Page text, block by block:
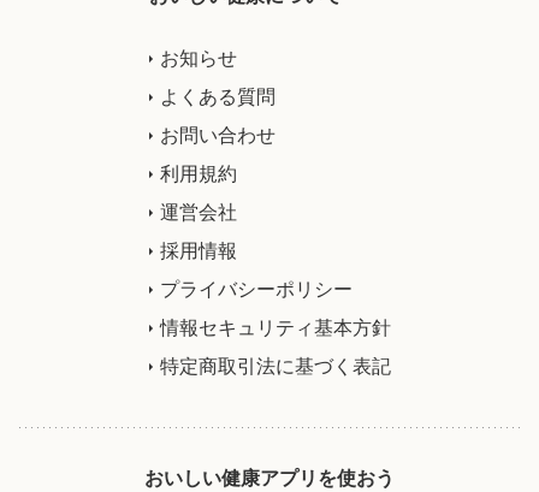
お知らせ
よくある質問
お問い合わせ
利用規約
運営会社
採用情報
プライバシーポリシー
情報セキュリティ基本方針
特定商取引法に基づく表記
おいしい健康アプリを使おう